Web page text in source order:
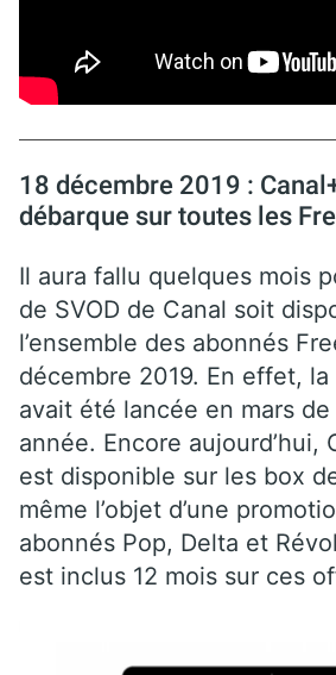
18 décembre 2019 :
débarque sur toutes les
Il aura fallu quelques mois
de SVOD de Canal soit
l’ensemble des abonnés
décembre 2019. En effet,
avait été lancée en mars de
année. Encore aujourd’hui,
est disponible sur les box
même l’objet d’une
abonnés Pop, Delta et
est inclus 12 mois sur ces